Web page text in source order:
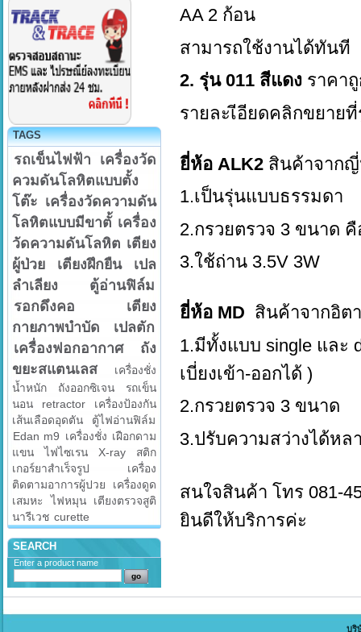
TAGS
รถเข็นไฟฟ้า
เครื่องวัด
ควมดันโลหิตแบบตั้ง
โต๊ะ เครื่องวัดความดัน
โลหิตแบบมีขาตั้ เครื่อง
วัดความดันโลหิต เตียง
ผู้ป่วย
เตียงฝึกยืน
เปล
ลำเลียง
ตู้อ่านฟิล์ม
รอกดึงคอ
เตียง
กายภาพบำบัด
เปลตัก
เครื่องฟอกอากาศ
ถัง
ขยะสแตนเลส
เครื่องชั่ง
น้ำหนัก
ถังออกซิเจน
รถเข็น
นอน
retractor
เครื่องป้องกัน
เส้นเลือดอุดตัน
ตู้ไฟอ่านฟิล์ม
Edan m9 เครื่องชั่ง เฝือกดาม
แขน
ไฟไซเรน X-ray
สติก
เกอร์ยาสำเร็จรูป
เครื่อง
ติดตามอาการผู้ปวย
เครื่องดูด
เสมหะ
ไฟหมุน
เตียงตรวจสูติ
นารีเวช curette
SEARCH
Enter a product name
AA 2 ก้อน
สามารถใช้งานได้ทันที
2. รุ่น 011 สีแดง ราคา
รายละเีอียดคลิกขยาย
ยี่ห้อ ALK2 สินค้าจาก
1.เป็นรุ่นแบบธรรมดา
2.กรวยตรวจ 3 ขนาด
3.ใช้ถ่าน 3.5V 3W
ยี่ห้อ MD สินค้าจากอิต
1.มีทั้งแบบ single และ
เบี่ยงเข้า-ออกได้ )
2.กรวยตรวจ 3 ขนาด
3.ปรับความสว่างได้หล
สนใจสินค้า โทร 081-
ยินดีให้บริการค่ะ
บริ